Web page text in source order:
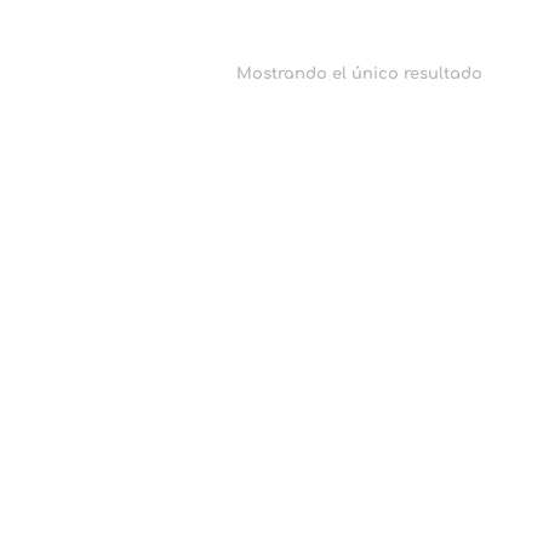
Mostrando el único resultado